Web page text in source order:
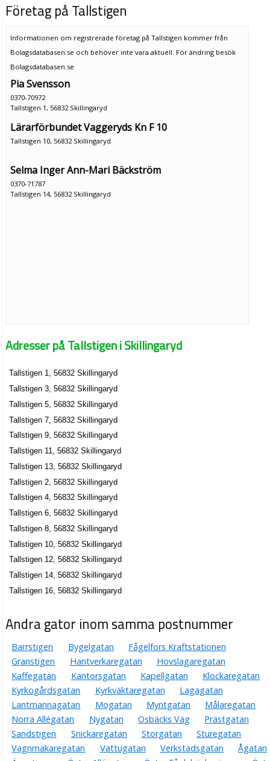
Företag på Tallstigen
Informationen om registrerade företag på Tallstigen kommer från
Bolagsdatabasen.se och behöver inte vara aktuell. För ändring besök
Bolagsdatabasen.se
Pia Svensson
0370-70972
Tallstigen 1, 56832 Skillingaryd
Lärarförbundet Vaggeryds Kn F 10
Tallstigen 10, 56832 Skillingaryd
Selma Inger Ann-Mari Bäckström
0370-71787
Tallstigen 14, 56832 Skillingaryd
Adresser på Tallstigen i Skillingaryd
Tallstigen 1, 56832 Skillingaryd
Tallstigen 3, 56832 Skillingaryd
Tallstigen 5, 56832 Skillingaryd
Tallstigen 7, 56832 Skillingaryd
Tallstigen 9, 56832 Skillingaryd
Tallstigen 11, 56832 Skillingaryd
Tallstigen 13, 56832 Skillingaryd
Tallstigen 2, 56832 Skillingaryd
Tallstigen 4, 56832 Skillingaryd
Tallstigen 6, 56832 Skillingaryd
Tallstigen 8, 56832 Skillingaryd
Tallstigen 10, 56832 Skillingaryd
Tallstigen 12, 56832 Skillingaryd
Tallstigen 14, 56832 Skillingaryd
Tallstigen 16, 56832 Skillingaryd
Andra gator inom samma postnummer
Barrstigen Bygelgatan
Fågelfors Kraftstationen
Granstigen
Hantverkaregatan
Hovslagaregatan
Kaffegatan
Kantorsgatan Kapellgatan
Klockaregatan
Kyrkogårdsgatan
Kyrkväktaregatan
Lagagatan
Lantmannagatan
Mogatan Myntgatan
Målaregatan
Norra Allégatan
Nygatan Osbäcks Väg
Prästgatan
Sandstigen
Snickaregatan Storgatan
Sturegatan
Vagnmakaregatan
Vattugatan Verkstadsgatan
Ågatan